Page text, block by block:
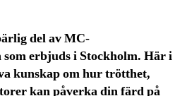
del av MC-
erbjuds i Stockholm. Här i
kunskap om hur trötthet,
kan påverka din färd på